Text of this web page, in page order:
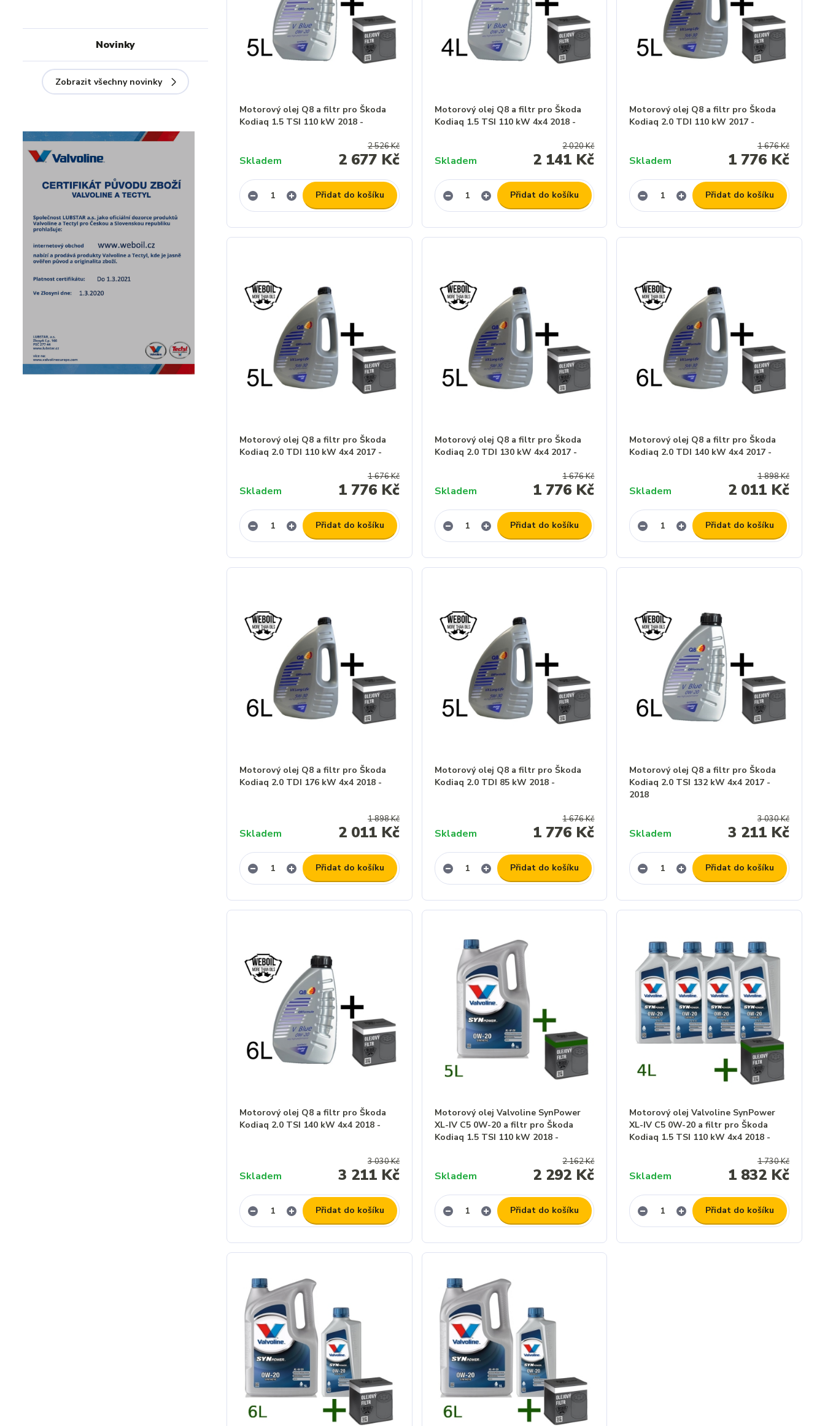
Motorový olej Q8 a filtr pro Škoda
Kodiaq 1.5 TSI 110 kW 2018 -
2 526 Kč
2 677 Kč
Skladem
Přidat do košíku
Motorový olej Q8 a filtr pro Škoda
Kodiaq 1.5 TSI 110 kW 4x4 2018 -
2 020 Kč
2 141 Kč
Skladem
Přidat do košíku
Motorový olej Q8 a filtr pro Škoda
Kodiaq 2.0 TDI 110 kW 2017 -
1 676 Kč
1 776 Kč
Skladem
Přidat do košíku
Motorový olej Q8 a filtr pro Škoda
Kodiaq 2.0 TDI 110 kW 4x4 2017 -
1 676 Kč
1 776 Kč
Skladem
Přidat do košíku
Motorový olej Q8 a filtr pro Škoda
Kodiaq 2.0 TDI 130 kW 4x4 2017 -
1 676 Kč
1 776 Kč
Skladem
Přidat do košíku
Motorový olej Q8 a filtr pro Škoda
Kodiaq 2.0 TDI 140 kW 4x4 2017 -
1 898 Kč
2 011 Kč
Skladem
Přidat do košíku
Motorový olej Q8 a filtr pro Škoda
Kodiaq 2.0 TDI 176 kW 4x4 2018 -
1 898 Kč
2 011 Kč
Skladem
Přidat do košíku
Motorový olej Q8 a filtr pro Škoda
Kodiaq 2.0 TDI 85 kW 2018 -
1 676 Kč
1 776 Kč
Skladem
Přidat do košíku
Motorový olej Q8 a filtr pro Škoda
Kodiaq 2.0 TSI 132 kW 4x4 2017 -
2018
3 030 Kč
3 211 Kč
Skladem
Přidat do košíku
Motorový olej Q8 a filtr pro Škoda
Kodiaq 2.0 TSI 140 kW 4x4 2018 -
3 030 Kč
3 211 Kč
Skladem
Přidat do košíku
Motorový olej Valvoline SynPower
XL-IV C5 0W-20 a filtr pro Škoda
Kodiaq 1.5 TSI 110 kW 2018 -
2 162 Kč
2 292 Kč
Skladem
Přidat do košíku
Motorový olej Valvoline SynPower
XL-IV C5 0W-20 a filtr pro Škoda
Kodiaq 1.5 TSI 110 kW 4x4 2018 -
1 730 Kč
1 832 Kč
Skladem
Přidat do košíku
Novinky
Zobrazit všechny novinky